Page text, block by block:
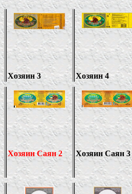
Хозяин 3 Хозяин 4
Хозяин Саян 2 Хозяин Саян 3